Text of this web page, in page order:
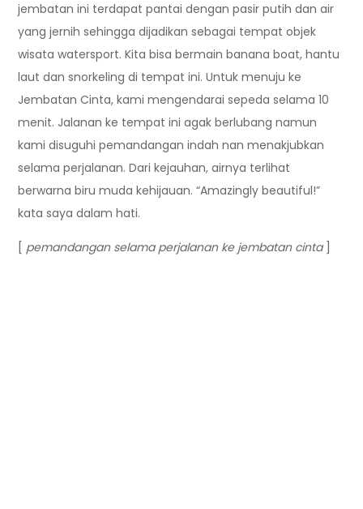
jembatan ini terdapat pantai dengan pasir putih dan air
yang jernih sehingga dijadikan sebagai tempat objek
wisata watersport. Kita bisa bermain banana boat, hantu
laut dan snorkeling di tempat ini. Untuk menuju ke
Jembatan Cinta, kami mengendarai sepeda selama 10
menit. Jalanan ke tempat ini agak berlubang namun
kami disuguhi pemandangan indah nan menakjubkan
selama perjalanan. Dari kejauhan, airnya terlihat
berwarna biru muda kehijauan. “Amazingly beautiful!”
kata saya dalam hati.
pemandangan selama perjalanan ke jembatan cinta